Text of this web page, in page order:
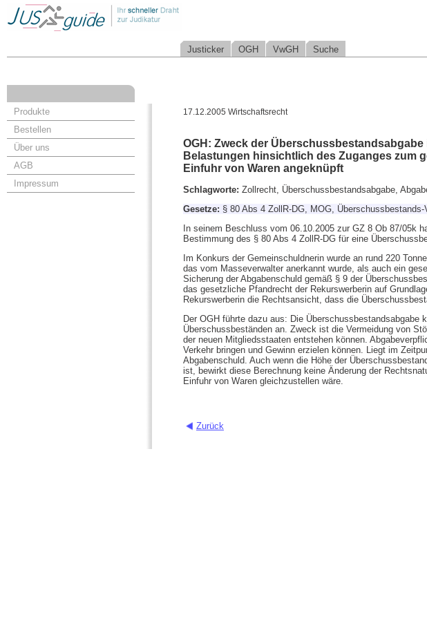
Justicker OGH VwGH Suche
Produkte
Bestellen
Über uns
AGB
Impressum
17.12.2005 Wirtschaftsrecht
OGH: Zweck der
Belastungen hinsichtlich des Zuganges zum
Einfuhr von Waren angeknüpft
Schlagworte: Zollrecht, Überschussbestandsabgabe,
Gesetze: § 80 Abs 4 ZollR-DG, MOG,
In seinem Beschluss vom 06.10.2005 zur GZ 8 Ob 87/05k
Bestimmung des § 80 Abs 4 ZollR-DG für eine
Im Konkurs der Gemeinschuldnerin wurde an rund 220
das vom Masseverwalter anerkannt wurde, als auch ein
Sicherung der Abgabenschuld gemäß § 9 der
das gesetzliche Pfandrecht der Rekurswerberin auf
Rekurswerberin die Rechtsansicht, dass die
Der OGH führte dazu aus: Die
Überschussbeständen an. Zweck ist die Vermeidung von
der neuen Mitgliedsstaaten entstehen können.
Verkehr bringen und Gewinn erzielen können. Liegt im
Abgabenschuld. Auch wenn die Höhe der
ist, bewirkt diese Berechnung keine Änderung der
Einfuhr von Waren gleichzustellen wäre.
Zurück